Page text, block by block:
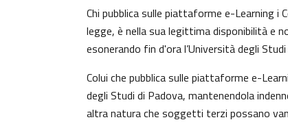
Chi pubblica sulle piattaforme e-Learning
legge, è nella sua legittima disponibilità e
esonerando fin d'ora l’Università degli
Colui che pubblica sulle piattaforme e-
degli Studi di Padova, mantenendola
altra natura che soggetti terzi possano